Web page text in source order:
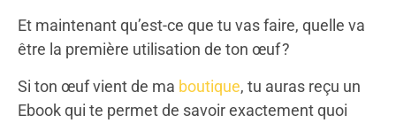
Et maintenant qu’est-ce que tu vas faire, quelle va
être la première utilisation de ton œuf ?
Si ton œuf vient de ma boutique, tu auras reçu un
Ebook qui te permet de savoir exactement quoi